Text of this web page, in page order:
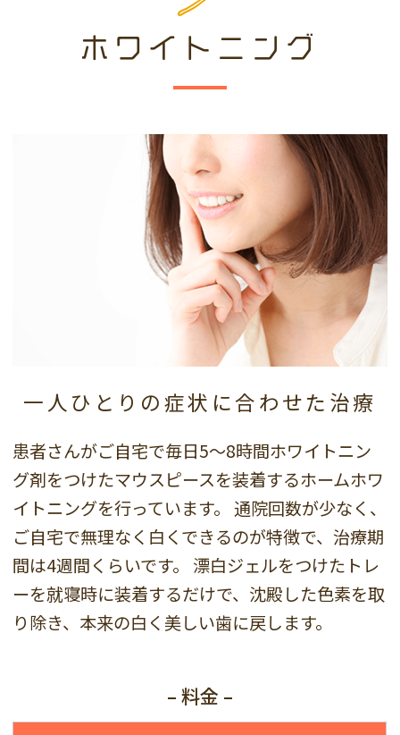
ホワイトニング
一人ひとりの症状に合わせた治療
患者さんがご自宅で毎日5～8時間ホワイトニン
グ剤をつけたマウスピースを装着するホームホワ
イトニングを行っています。 通院回数が少なく、
ご自宅で無理なく白くできるのが特徴で、治療期
間は4週間くらいです。
漂白ジェルをつけたトレ
ーを就寝時に装着するだけで、沈殿した色素を取
り除き、本来の白く美しい歯に戻します。
– 料金 –